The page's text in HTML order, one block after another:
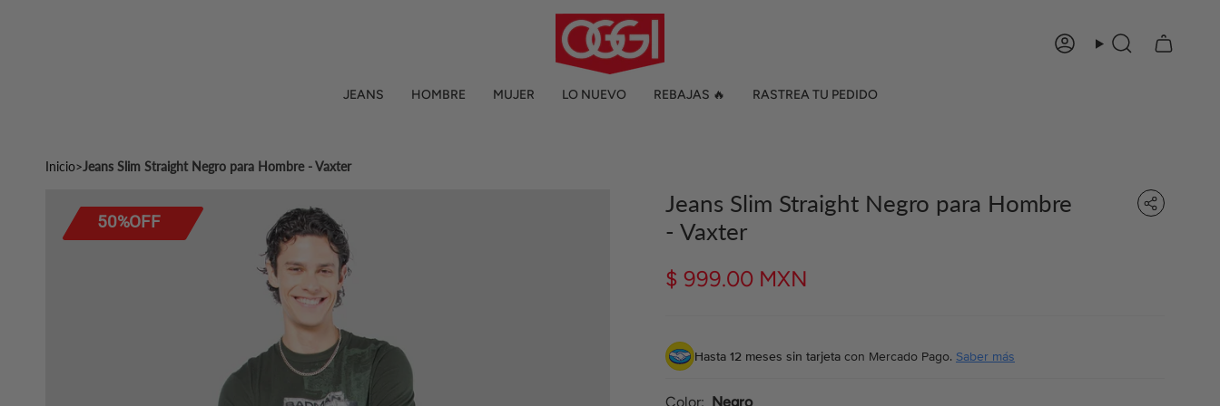
CuentaBúsqueda
JEANS HOMBRE MUJER LO NUEVO REBAJAS 🔥 RASTREA TU PEDIDO
Inicio>Jeans Slim Straight Negro para Hombre - Vaxter
50%OFF
Jeans Slim Straight Negro para Hombre
- Vaxter
$ 999.00 MXN
Hasta 12 meses sin tarjeta con Mercado Pago. Saber más
Color Negro